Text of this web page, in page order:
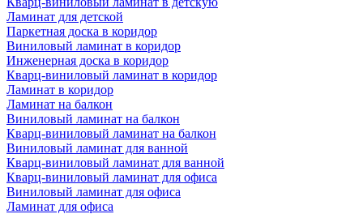
Ламинат для детской
Паркетная доска в коридор
Виниловый ламинат в коридор
Инженерная доска в коридор
Кварц-виниловый ламинат в коридор
Ламинат в коридор
Ламинат на балкон
Виниловый ламинат на балкон
Кварц-виниловый ламинат на балкон
Виниловый ламинат для ванной
Кварц-виниловый ламинат для ванной
Кварц-виниловый ламинат для офиса
Виниловый ламинат для офиса
Ламинат для офиса